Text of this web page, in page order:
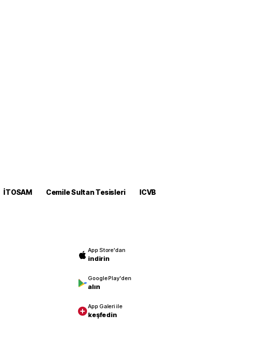
İTOSAM Cemile Sultan Tesisleri
ICVB
App Store'dan
indirin
Google Play'den
alın
App Galeri ile
keşfedin